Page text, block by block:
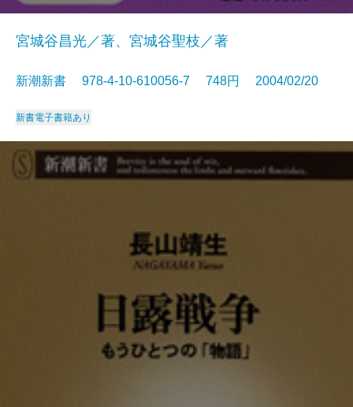
宮城谷昌光／著、宮城谷聖枝／著
新潮新書 978-4-10-610056-7 748円 2004/02/20
新書電子書籍あり